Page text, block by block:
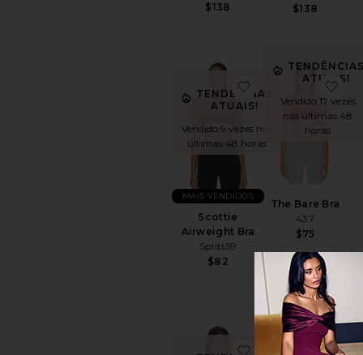
$138
$138
TENDÊNCIAS
ATUAIS!
Vendido 9 vezes nas
últimas 48 horas
Scottie
Airweight Bra
Splits59
$82
MAIS VENDIDOS
favoritoScottie
TENDÊNCIAS
ATUAIS!
Vendido 17 vezes
nas últimas 48
horas
The Bare Bra
437
$75
favoritoThe Halter
TENDÊNCIAS
ATUAIS!